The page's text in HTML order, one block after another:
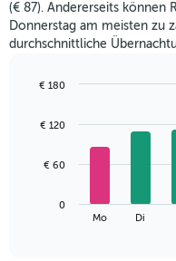
(€ 87). Andererseits können
Donnerstag am meisten zu
durchschnittliche
with
bars.
folgende
Mo Di
0
€ 60
€ 120
€ 180